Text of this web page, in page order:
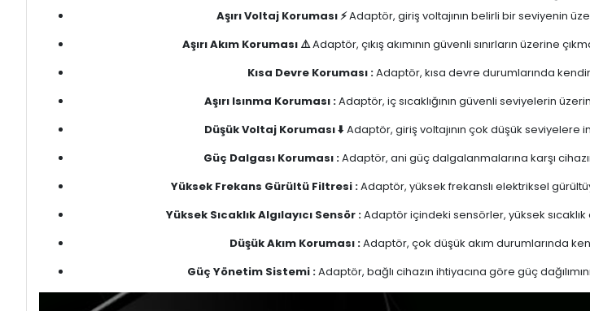
Aşırı Voltaj Koruması ⚡Adaptör, giriş voltajının belirli bir seviyenin
Aşırı Akım Koruması ⚠️Adaptör, çıkış akımının güvenli sınırların üzerine
Kısa Devre Koruması :Adaptör, kısa devre durumlarında
Aşırı Isınma Koruması :Adaptör, iç sıcaklığının güvenli seviyelerin
Düşük Voltaj Koruması ⬇️Adaptör, giriş voltajının çok düşük seviyelere
Güç Dalgası Koruması :Adaptör, ani güç dalgalanmalarına karşı
Yüksek Frekans Gürültü Filtresi :Adaptör, yüksek frekanslı elektriksel
Yüksek Sıcaklık Algılayıcı Sensör :Adaptör içindeki sensörler, yüksek
Düşük Akım Koruması :Adaptör, çok düşük akım durumlarında
Güç Yönetim Sistemi :Adaptör, bağlı cihazın ihtiyacına göre güç